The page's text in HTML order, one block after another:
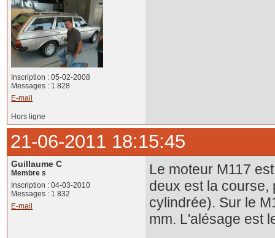
Inscription : 05-02-2008
Messages : 1 828
E-mail
Hors ligne
21-06-2011 18:15:45
Guillaume C
Membre s
Inscription : 04-03-2010
Messages : 1 832
E-mail
Le moteur M117
deux est la course,
cylindrée). Sur le
mm. L'alésage est